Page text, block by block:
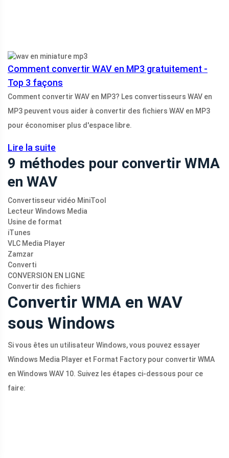
Comment convertir WAV en MP3 gratuitement -
Top 3 façons
Comment convertir WAV en MP3? Les convertisseurs WAV en
MP3 peuvent vous aider à convertir des fichiers WAV en MP3
pour économiser plus d'espace libre.
Lire la suite
9 méthodes pour convertir WMA
en WAV
Convertisseur vidéo MiniTool
Lecteur Windows Media
Usine de format
iTunes
VLC Media Player
Zamzar
Converti
CONVERSION EN LIGNE
Convertir des fichiers
Convertir WMA en WAV
sous Windows
Si vous êtes un utilisateur Windows, vous pouvez essayer
Windows Media Player et Format Factory pour convertir WMA
en Windows WAV 10. Suivez les étapes ci-dessous pour ce
faire: